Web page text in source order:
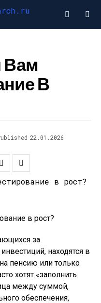
Вам
В
22.01.2026
за
находятся в
пенсию или только
хотят «заполнить
между суммой,
обеспечения,